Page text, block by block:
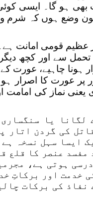
ہو گا۔ ایسی
وضع ہوں کہ شرم و
عظیم قومی امانت
تحمل سے اور کچھ
ہونا چاہیے،
پر عورت کا اصرار
نماز کی امامت
لگانا یا
کی گردن اتار
ایسا سہل نسخہ
عنصر کا قلع
ہوتی ہے،
خدمت اور برکاتِ
کی برکات